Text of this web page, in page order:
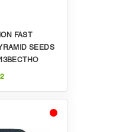
FAST
SEEDS